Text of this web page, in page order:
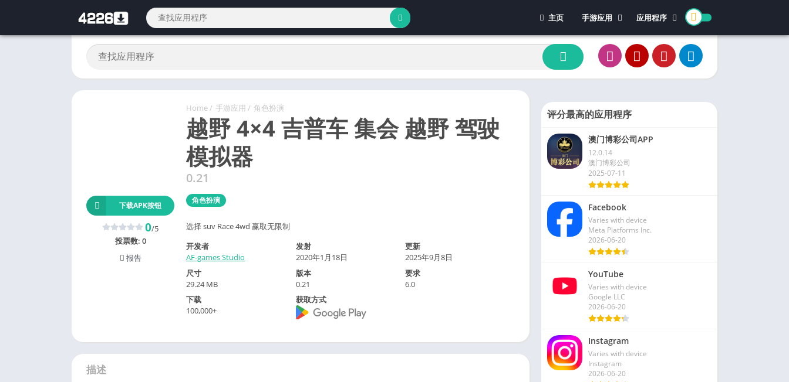
主页
手游应用
休闲游戏
冒险游戏
教育游戏
角色扮演
文字游戏
竞速游戏
策略游戏
应用程序
体育
办公
Home/ 手游应用 / 角色扮演
越野 4×4 吉普车 集会 越野 驾驶
模拟器
0.21
角色扮演
选择 suv Race 4wd 赢取无限制
下载APK按钮
0/5
投票数: 0
报告
开发者
AF-games Studio
发射
2020年1月18日
更新
2025年9月8日
尺寸
29.24 MB
版本
0.21
要求
6.0
下载
100,000+
获取方式
描述
评分最高的应用程序
澳门博彩公司APP
12.0.14
澳门博彩公司
2025-07-11
Facebook
Varies with device
Meta Platforms Inc.
2026-06-20
YouTube
Varies with device
Google LLC
2026-06-20
Instagram
Varies with device
Instagram
2026-06-20